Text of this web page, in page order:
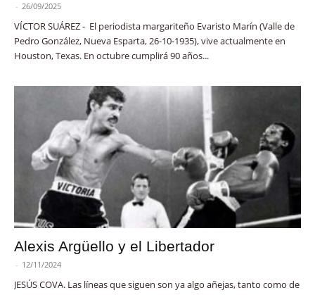
- 26/09/2025
VÍCTOR SUÁREZ - El periodista margariteño Evaristo Marín (Valle de
Pedro González, Nueva Esparta, 26-10-1935), vive actualmente en
Houston, Texas. En octubre cumplirá 90 años...
Alexis Argüello y el Libertador
- 12/11/2024
JESÚS COVA. Las líneas que siguen son ya algo añejas, tanto como de